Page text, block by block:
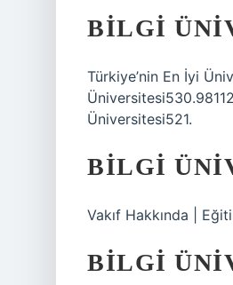
BILGI
Türkiye’nin En İyi
Üniversitesi521.
BILGI
Vakıf Hakkında |
BILGI